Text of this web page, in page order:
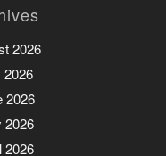
2026
2026
2026
2026
2026